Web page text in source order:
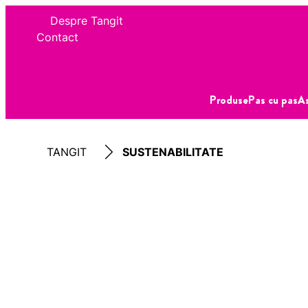
Despre Tangit
Contact
ProdusePas cu pas
TANGIT SUSTENABILITATE